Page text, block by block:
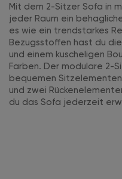
Mit dem 2-Sitzer Sofa in
jeder Raum ein
es wie ein trendstarkes
Bezugsstoffen hast du
und einem kuscheligen
Farben. Der modulare 2-
bequemen
und zwei
du das Sofa jederzeit